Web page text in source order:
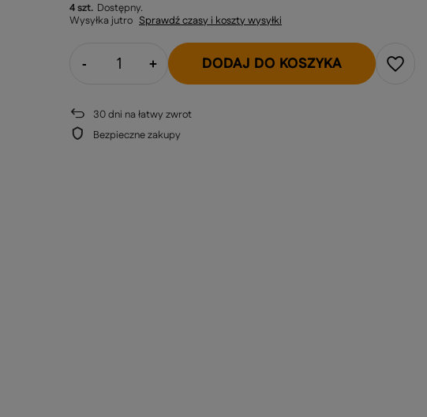
4 szt. Dostępny
Wysyłka jutro Sprawdź czasy i koszty wysyłki
- + DODAJ DO KOSZYKA
30dni na łatwy zwrot
Bezpieczne zakupy